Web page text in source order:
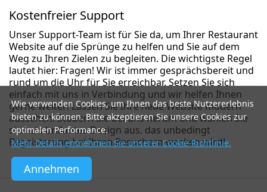
Kostenfreier Support
Unser Support-Team ist für Sie da, um Ihrer Restaurant
Website auf die Sprünge zu helfen und Sie auf dem
Weg zu Ihren Zielen zu begleiten. Die wichtigste Regel
lautet hier: Fragen! Wir ist immer gesprächsbereit und
rund um die Uhr für Sie erreichbar. Setzen Sie sich
einfach mit uns in Verbindung und wir helfen Ihnen
gerne weiter! Lassen Sie Ihre neue Website modern
aussehen! Stöbern Sie bei uns herum und wählen Sie
sich ein brillantes Design aus, das unbedingt
Begeisterung bei Ihren Besuchern wecken wird!
Wie verwenden Cookies, um Ihnen das beste Nutzererlebnis
bieten zu können. Bitte akzeptieren Sie unsere Cookies zur
optimalen Performance.
Mehr Details entnehmen Sie unserer Cookie-Richtlinie.
Annehmen